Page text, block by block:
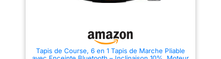
efficacement les genoux tout en
réduisant les niveaux sonores
en dessous de 45 décibels,
course】:Afin de protéger vos
Tapis de Course, 6 en 1 Tapis de Marche Pliable